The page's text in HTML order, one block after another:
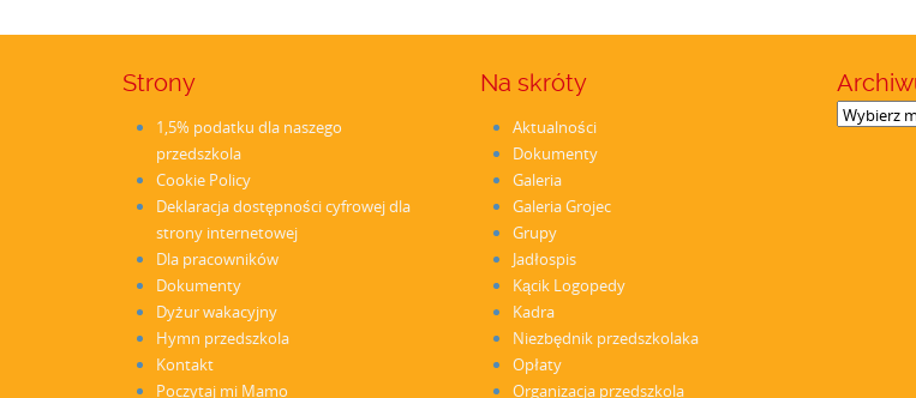
Strony
1,5% podatku dla naszego
przedszkola
Cookie Policy
Deklaracja dostępności cyfrowej dla
strony internetowej
Dla pracowników
Dokumenty
Dyżur wakacyjny
Hymn przedszkola
Kontakt
Poczytaj mi Mamo
Na skróty
Aktualności
Dokumenty
Galeria
Galeria Grojec
Grupy
Jadłospis
Kącik Logopedy
Kadra
Niezbędnik przedszkolaka
Opłaty
Organizacja przedszkola
Archiwum